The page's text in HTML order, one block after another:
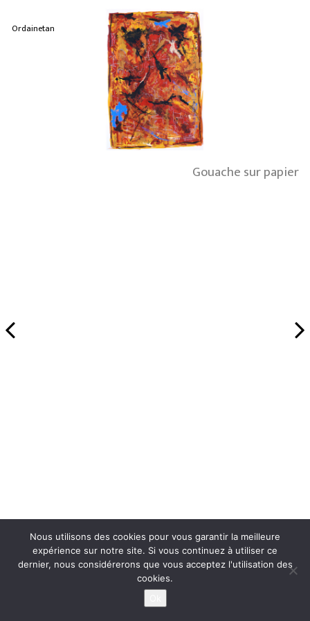
Ordainetan
Gouache sur papier
Nous utilisons des cookies pour vous garantir la meilleure
expérience sur notre site. Si vous continuez à utiliser ce
dernier, nous considérerons que vous acceptez l'utilisation des
cookies.